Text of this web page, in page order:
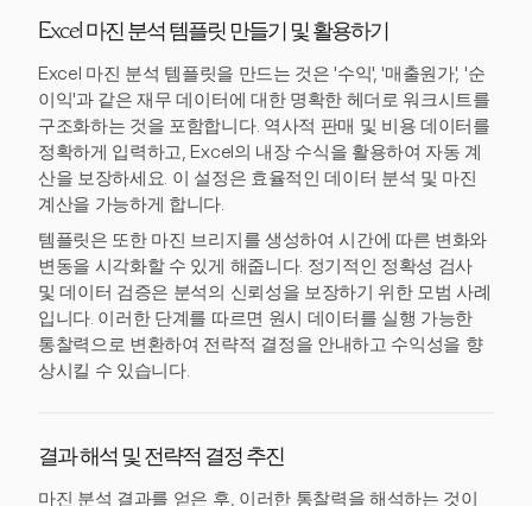
Excel 마진 분석 템플릿 만들기 및 활용하기
Excel 마진 분석 템플릿을 만드는 것은 '수익', '매출원가', '순
이익'과 같은 재무 데이터에 대한 명확한 헤더로 워크시트를
구조화하는 것을 포함합니다. 역사적 판매 및 비용 데이터를
정확하게 입력하고, Excel의 내장 수식을 활용하여 자동 계
산을 보장하세요. 이 설정은 효율적인 데이터 분석 및 마진
계산을 가능하게 합니다.
템플릿은 또한 마진 브리지를 생성하여 시간에 따른 변화와
변동을 시각화할 수 있게 해줍니다. 정기적인 정확성 검사
및 데이터 검증은 분석의 신뢰성을 보장하기 위한 모범 사례
입니다. 이러한 단계를 따르면 원시 데이터를 실행 가능한
통찰력으로 변환하여 전략적 결정을 안내하고 수익성을 향
상시킬 수 있습니다.
결과 해석 및 전략적 결정 추진
마진 분석 결과를 얻은 후, 이러한 통찰력을 해석하는 것이